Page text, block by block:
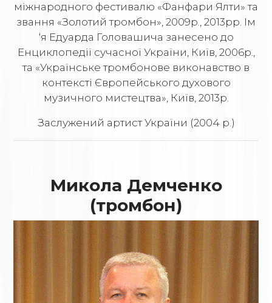
міжнародного фестивалю «Фанфари Ялти» та
звання «Золотий тромбон», 2009р., 2013рр. Ім
‘я Eдуарда Головашича занесено до
Енциклопедії сучасної України, Київ, 2006р.,
та «Українське тромбонове виконавство в
контексті Європейського духового
музичного мистецтва», Київ, 2013р.
Заслужений артист України (2004 р.)
Микола Демченко
(тромбон)